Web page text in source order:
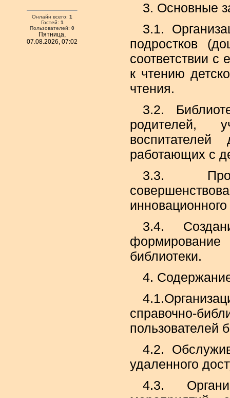
Онлайн всего: 1
Гостей: 1
Пользователей: 0
Пятница,
07.08.2026, 07:02
3. Основные
3.1.
подростков
соответствии
к чтению
чтения.
3.2.
родителей,
работающих с
3.3.
3.4.
библиотеки.
4.
справочно-
пользователей
4.2.
удаленного
4.3.